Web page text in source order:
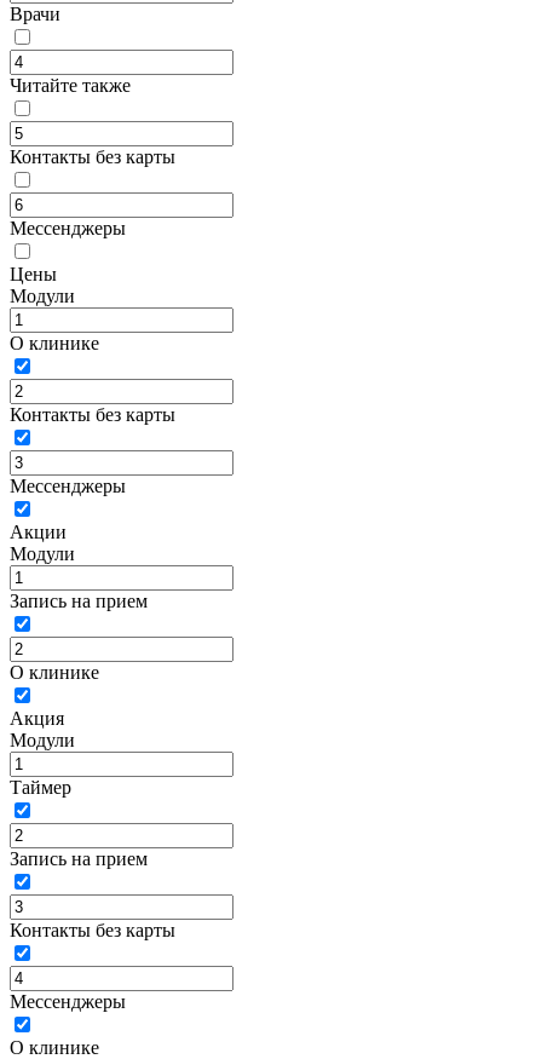
Врачи
Читайте также
Контакты без карты
Мессенджеры
Цены
Модули
О клинике
Контакты без карты
Мессенджеры
Акции
Модули
Запись на прием
О клинике
Акция
Модули
Таймер
Запись на прием
Контакты без карты
Мессенджеры
О клинике